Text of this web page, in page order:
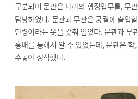
구분되며 문관은 나라의 행정업무를, 무
담당하였다. 문관과 무관은 궁궐에 출입
단령이라는 옷을 갖춰 입었다. 문관과 무
흉배를 통해서 알 수 있었는데, 문관은 학
수놓아 장식했다.